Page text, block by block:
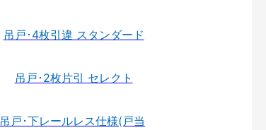
吊戸･4枚引違 スタンダード
吊戸･2枚片引 セレクト
吊戸･下レールレス仕様(戸当